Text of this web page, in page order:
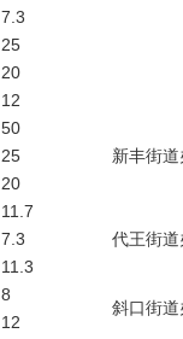
7.3
25
20
12
50
新丰街
25
20
11.7
代王街道
7.3
11.3
8
斜口街道
12